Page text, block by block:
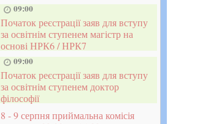
09:00
Початок реєстрації заяв для вступу
за освітнім ступенем магістр на
основі НРК6 / НРК7
09:00
Початок реєстрації заяв для вступу
за освітнім ступенем доктор
філософії
8 - 9 серпня приймальна комісія